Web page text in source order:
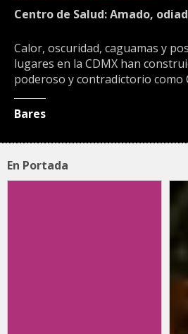
Centro de Salud: Amado,
Calor, oscuridad, caguamas y
lugares en la CDMX han
poderoso y contradictorio como
Bares
En Portada